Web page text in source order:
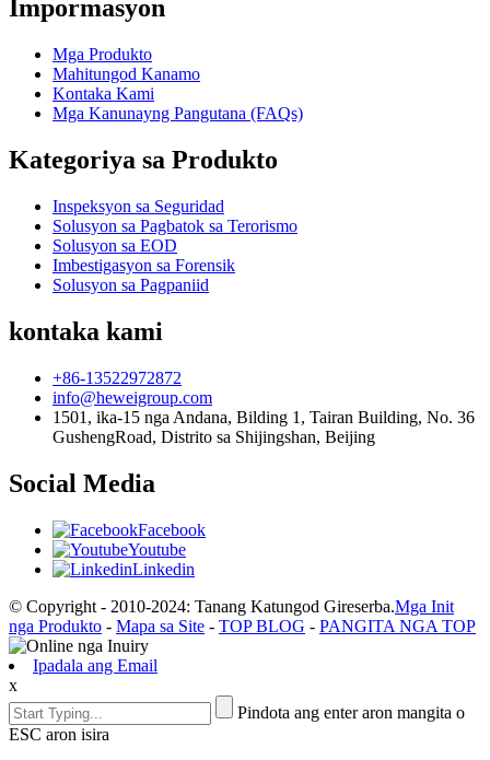
Impormasyon
Mga Produkto
Mahitungod Kanamo
Kontaka Kami
Mga Kanunayng Pangutana (FAQs)
Kategoriya sa Produkto
Inspeksyon sa Seguridad
Solusyon sa Pagbatok sa Terorismo
Solusyon sa EOD
Imbestigasyon sa Forensik
Solusyon sa Pagpaniid
kontaka kami
+86-13522972872
info@heweigroup.com
1501, ika-15 nga Andana, Bilding 1, Tairan Building, No. 36
GushengRoad, Distrito sa Shijingshan, Beijing
Social Media
Facebook
Youtube
Linkedin
© Copyright - 2010-2024: Tanang Katungod Gireserba.Mga Init
nga Produkto - Mapa sa Site - TOP BLOG - PANGITA NGA TOP
Ipadala ang Email
x
Pindota ang enter aron mangita o
ESC aron isira